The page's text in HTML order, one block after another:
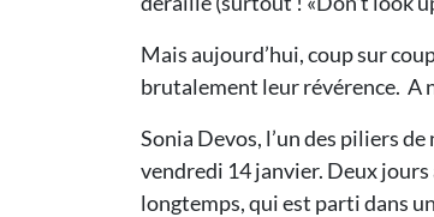
Mais aujourd’hui, coup sur
brutalement leur révérence. A
Sonia Devos, l’un des piliers
vendredi 14 janvier. Deux
longtemps, qui est parti dans